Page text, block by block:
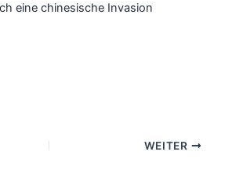
eine chinesische Invasion
WEITER